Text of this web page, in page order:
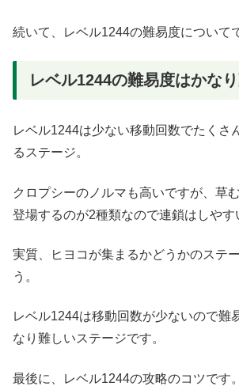
続いて、レベル1244の難易度について
レベル1244の難易度はかな
レベル1244は少ない移動回数でたくさ
るステージ。
クロプシーのノルマも高いですが、草
登場するのが2種類なので連鎖はしやす
実質、ヒヨコが集まるかどうかのステ
う。
レベル1244は移動回数が少ないので難
なり難しいステージです。
最後に、レベル1244の攻略のコツです。